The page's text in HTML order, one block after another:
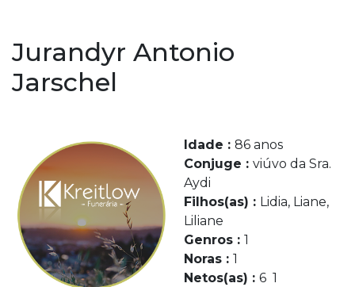
Jurandyr Antonio
Jarschel
Idade : 86 anos
Conjuge : viúvo da Sra.
Aydi
Filhos(as) : Lidia, Liane,
Liliane
Genros : 1
Noras : 1
Netos(as) : 6 1